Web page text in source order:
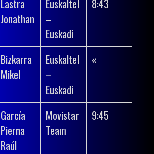
Lastra
Jonathan
Euskaltel
–
Euskadi
8:43
Bizkarra
Mikel
Euskaltel
–
Euskadi
«
García
Pierna
Raúl
Movistar
Team
9:45